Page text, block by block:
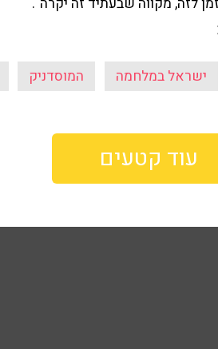
ישראל במלחמה המוסדניק
עוד קטעים